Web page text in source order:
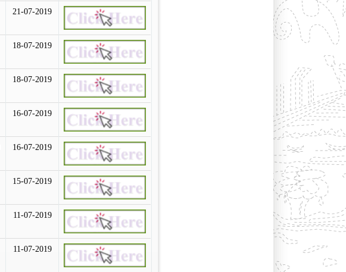
21-07-2019
18-07-2019
18-07-2019
16-07-2019
16-07-2019
15-07-2019
11-07-2019
11-07-2019